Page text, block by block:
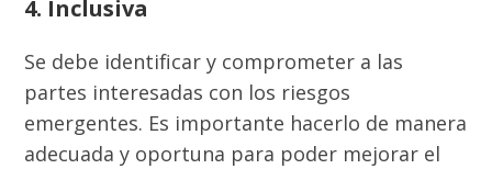
4. Inclusiva
Se debe identificar y comprometer a las
partes interesadas con los riesgos
emergentes. Es importante hacerlo de manera
adecuada y oportuna para poder mejorar el